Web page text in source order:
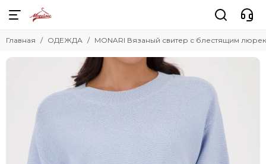
Главная ОДЕЖДА MONARI Вязаный свитер с блестящим